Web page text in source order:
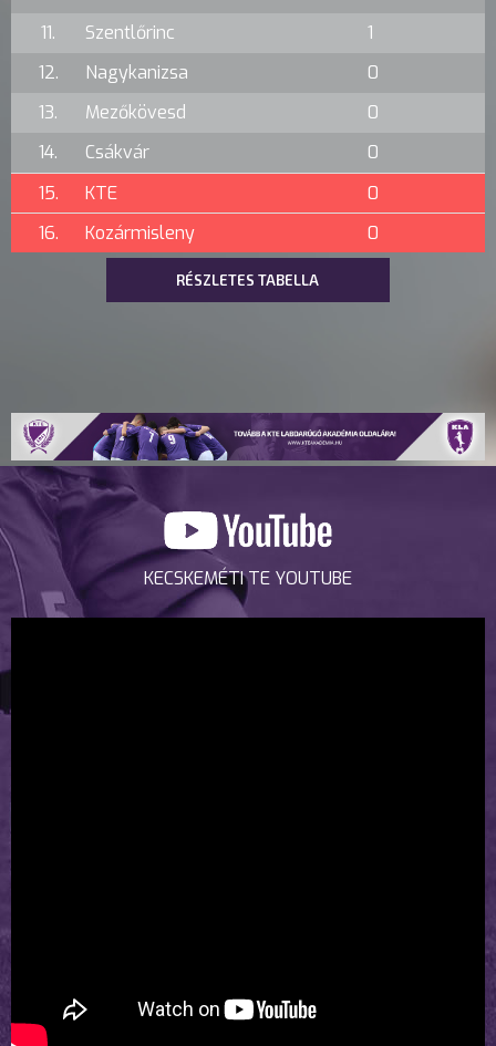
11.
Szentlőrinc
1
12.
Nagykanizsa
0
13.
Mezőkövesd
0
14.
Csákvár
0
15.
KTE
0
16.
Kozármisleny 0
RÉSZLETES TABELLA
KECSKEMÉTI TE YOUTUBE